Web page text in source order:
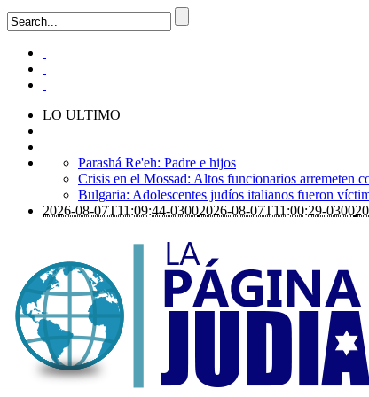
LO ULTIMO
Parashá Re'eh: Padre e hijos
Crisis en el Mossad: Altos funcionarios arremeten
Bulgaria: Adolescentes judíos italianos fueron
2026-08-07T11:09:44-03002026-08-07T11:00:29-0300